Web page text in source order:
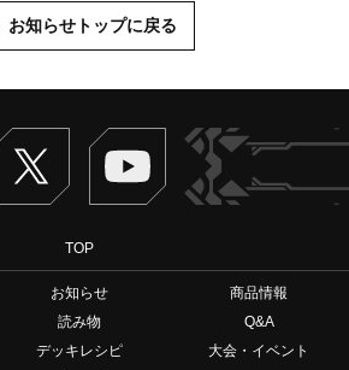
お知らせトップに戻る
Twitter ヴァンガードch
TOP
お知らせ
商品情報
読み物
Q&A
デッキレシピ
大会・イベント